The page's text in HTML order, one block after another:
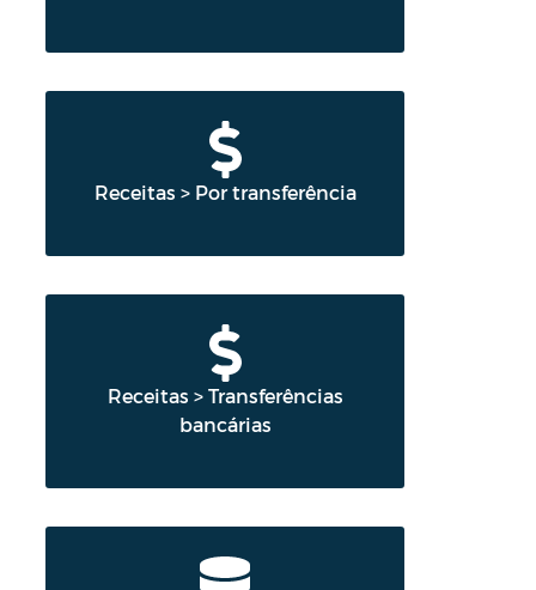
Receitas > Por transferência
Receitas > Transferências
bancárias